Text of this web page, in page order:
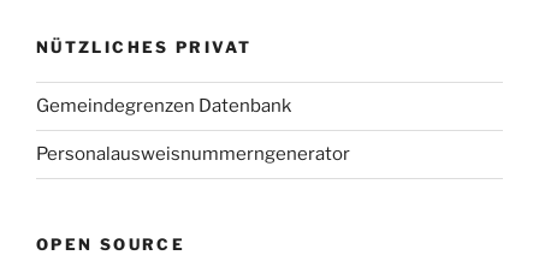
NÜTZLICHES PRIVAT
Gemeindegrenzen Datenbank
Personalausweisnummerngenerator
OPEN SOURCE